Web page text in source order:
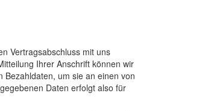
Vertragsabschluss mit uns
Ihrer Anschrift können wir
Bezahldaten, um sie an einen von
Daten erfolgt also für